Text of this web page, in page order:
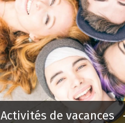
Activités de vacances